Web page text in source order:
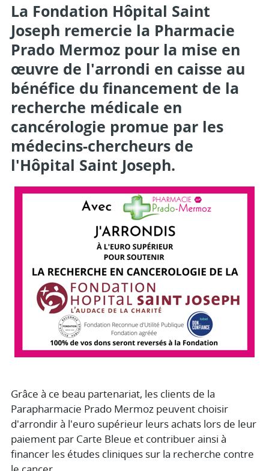
La Fondation Hôpital Saint
Joseph remercie la Pharmacie
Prado Mermoz pour la mise en
œuvre de l'arrondi en caisse au
bénéfice du financement de la
recherche médicale en
cancérologie promue par les
médecins-chercheurs de
l'Hôpital Saint Joseph.
Grâce à ce beau partenariat, les clients de la
Parapharmacie Prado Mermoz peuvent choisir
d'arrondir à l'euro supérieur leurs achats lors de leur
paiement par Carte Bleue et contribuer ainsi à
financer les études cliniques sur la recherche contre